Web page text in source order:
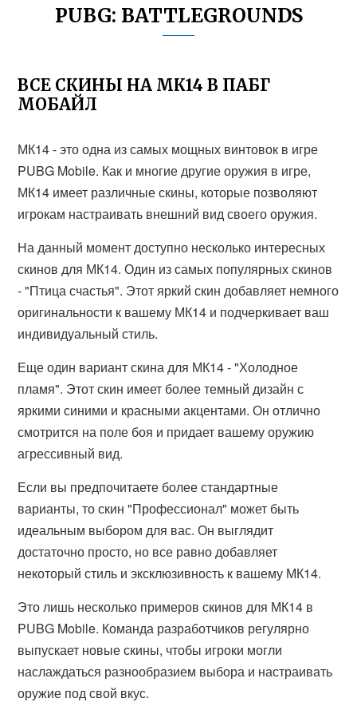
PUBG: BATTLEGROUNDS
ВСЕ СКИНЫ НА МК14 В ПАБГ
МОБАЙЛ
МК14 - это одна из самых мощных винтовок в игре
PUBG Mobile. Как и многие другие оружия в игре,
МК14 имеет различные скины, которые позволяют
игрокам настраивать внешний вид своего оружия.
На данный момент доступно несколько интересных
скинов для МК14. Один из самых популярных скинов
- "Птица счастья". Этот яркий скин добавляет немного
оригинальности к вашему МК14 и подчеркивает ваш
индивидуальный стиль.
Еще один вариант скина для МК14 - "Холодное
пламя". Этот скин имеет более темный дизайн с
яркими синими и красными акцентами. Он отлично
смотрится на поле боя и придает вашему оружию
агрессивный вид.
Если вы предпочитаете более стандартные
варианты, то скин "Профессионал" может быть
идеальным выбором для вас. Он выглядит
достаточно просто, но все равно добавляет
некоторый стиль и эксклюзивность к вашему МК14.
Это лишь несколько примеров скинов для МК14 в
PUBG Mobile. Команда разработчиков регулярно
выпускает новые скины, чтобы игроки могли
наслаждаться разнообразием выбора и настраивать
оружие под свой вкус.